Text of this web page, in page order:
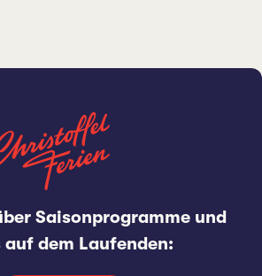
Saisonprogramme und
auf dem Laufenden: